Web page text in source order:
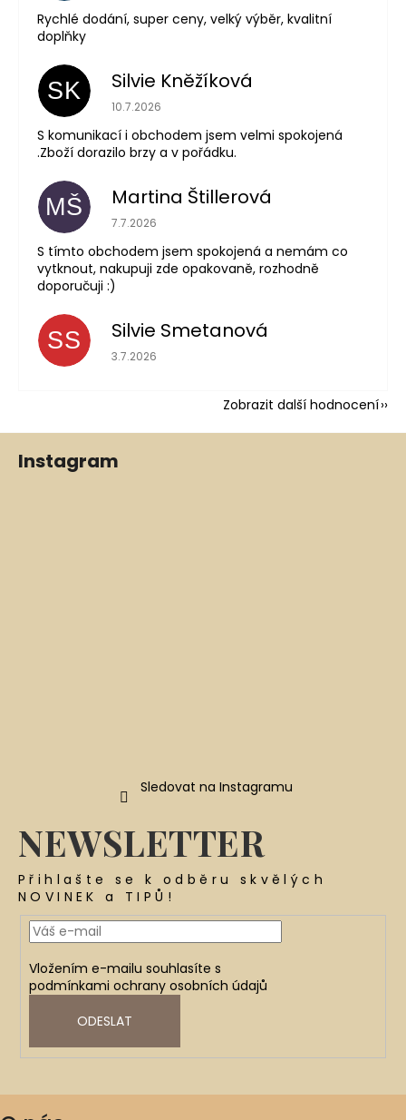
Rychlé dodání, super ceny, velký výběr, kvalitní
doplňky
SK Silvie Kněžíková
Hodnocení obchodu je 5 z 5 hvězdiček.
10.7.2026
S komunikací i obchodem jsem velmi spokojená
.Zboží dorazilo brzy a v pořádku.
MŠ Martina Štillerová
Hodnocení obchodu je 5 z 5 hvězdiček.
7.7.2026
S tímto obchodem jsem spokojená a nemám co
vytknout, nakupuji zde opakovaně, rozhodně
doporučuji :)
SS Silvie Smetanová
Hodnocení obchodu je 5 z 5 hvězdiček.
3.7.2026
Zobrazit další hodnocení
Instagram
Sledovat na Instagramu
NEWSLETTER
Přihlašte se k odběru skvělých
NOVINEK a TIPŮ!
Vložením e-mailu souhlasíte s
podmínkami ochrany osobních údajů
ODESLAT